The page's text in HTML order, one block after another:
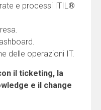
e processi ITIL®
delle operazioni IT.
il ticketing, la
e il change